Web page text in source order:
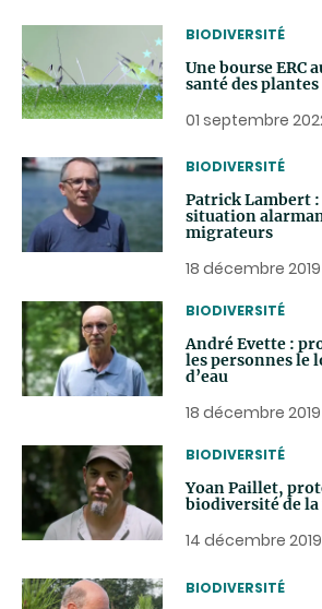
THEMATIC
BIODIVERSITÉ
Une bourse ERC
santé des plantes
01 septembre
THEMATIC
BIODIVERSITÉ
Patrick Lambert :
situation
migrateurs
18 décembre 2019
THEMATIC
BIODIVERSITÉ
André Evette :
les personnes le
d’eau
18 décembre 2019
THEMATIC
BIODIVERSITÉ
Yoan Paillet,
biodiversité de
14 décembre 2019
THEMATIC
BIODIVERSITÉ